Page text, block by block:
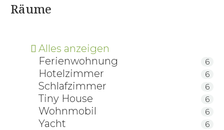
Räume
Alles anzeigen
Ferienwohnung
6
Hotelzimmer 6
Schlafzimmer 6
Tiny House 6
Wohnmobil 6
Yacht 6